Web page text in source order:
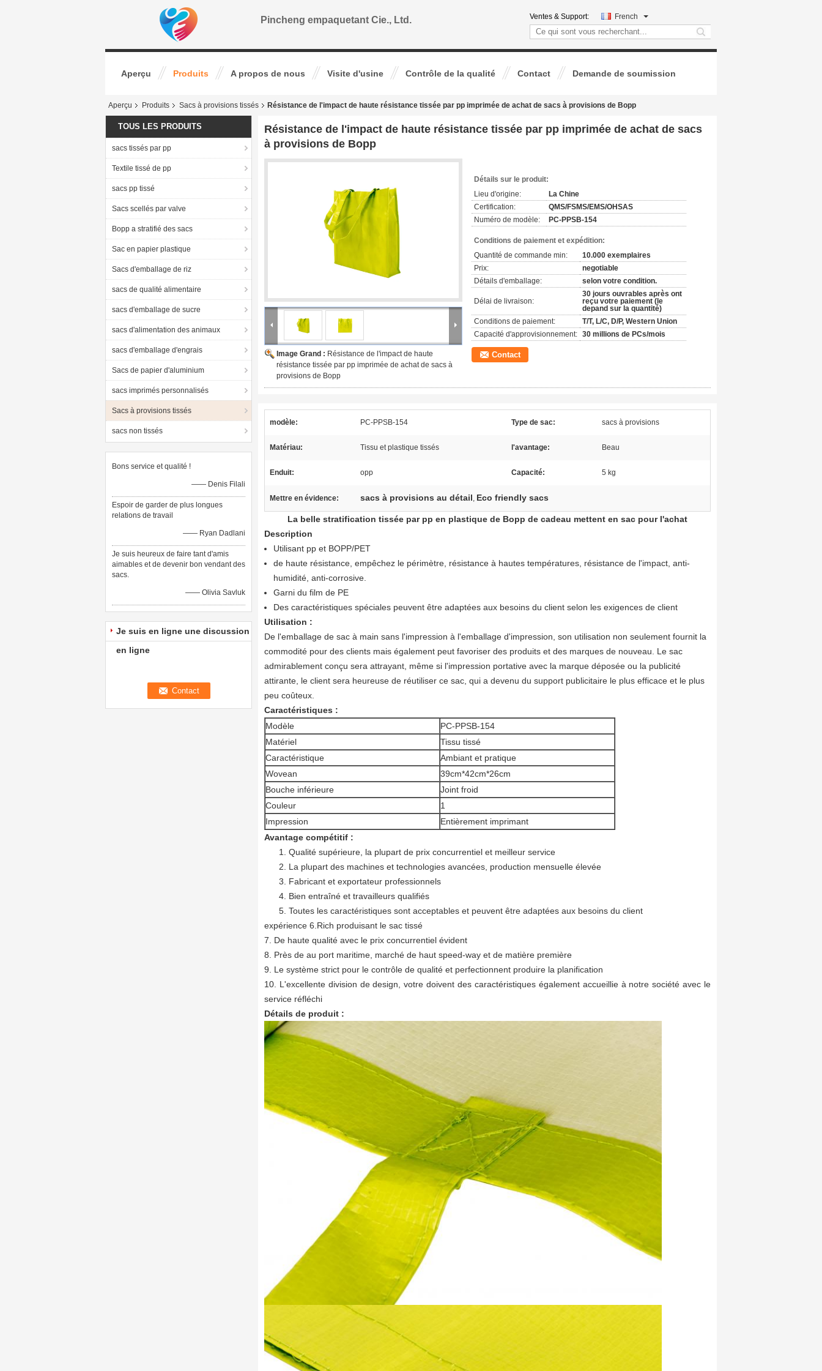
Pincheng empaquetant Cie., Ltd. Ventes & Support: French
search
Aperçu Produits A propos de nous Visite d'usine Contrôle de la qualité Contact Demande de soumission
Aperçu Produits Sacs à provisions tissés Résistance de l'impact de haute résistance tissée par pp imprimée de achat de sacs à provisions de Bopp
TOUS LES PRODUITS
sacs tissés par pp
Textile tissé de pp
sacs pp tissé
Sacs scellés par valve
Bopp a stratifié des sacs
Sac en papier plastique
Sacs d'emballage de riz
sacs de qualité alimentaire
sacs d'emballage de sucre
sacs d'alimentation des animaux
sacs d'emballage d'engrais
Sacs de papier d'aluminium
sacs imprimés personnalisés
Sacs à provisions tissés
sacs non tissés
Bons service et qualité !
—— Denis Filali
Espoir de garder de plus longues
relations de travail
—— Ryan Dadlani
Je suis heureux de faire tant d'amis
aimables et de devenir bon vendant des
sacs.
—— Olivia Savluk
Je suis en ligne une discussion
en ligne
Résistance de l'impact de haute résistance tissée par pp imprimée de achat de sacs
à provisions de Bopp
Image Grand : Résistance de l'impact de haute
résistance tissée par pp imprimée de achat de sacs à
provisions de Bopp
Détails sur le produit:
Lieu d'origine:
La Chine
Certification:
QMS/FSMS/EMS/OHSAS
Numéro de modèle:
PC-PPSB-154
Conditions de paiement et expédition:
Quantité de commande min:
10.000 exemplaires
Prix:
negotiable
Détails d'emballage:
selon votre condition.
Délai de livraison:
30 jours ouvrables après ont
reçu votre paiement (le
depand sur la quantité)
Conditions de paiement:
T/T, L/C, D/P, Western Union
Capacité d'approvisionnement: 30 millions de PCs/mois
Contact
modèle: PC-PPSB-154 Type de sac: sacs à provisions
Matériau: Tissu et plastique tissés l'avantage: Beau
Enduit: opp Capacité: 5 kg
Mettre en évidence: sacs à provisions au détail, Eco friendly sacs
La belle stratification tissée par pp en plastique de Bopp de cadeau mettent en sac pour l'achat
Description
Utilisant pp et BOPP/PET
de haute résistance, empêchez le périmètre, résistance à hautes températures, résistance de l'impact, anti-
humidité, anti-corrosive.
Garni du film de PE
Des caractéristiques spéciales peuvent être adaptées aux besoins du client selon les exigences de client
Utilisation :
De l'emballage de sac à main sans l'impression à l'emballage d'impression, son utilisation non seulement fournit la
commodité pour des clients mais également peut favoriser des produits et des marques de nouveau. Le sac
admirablement conçu sera attrayant, même si l'impression portative avec la marque déposée ou la publicité
attirante, le client sera heureuse de réutiliser ce sac, qui a devenu du support publicitaire le plus efficace et le plus
peu coûteux.
Caractéristiques :
Modèle
PC-PPSB-154
Matériel
Tissu tissé
Caractéristique
Ambiant et pratique
Wovean
39cm*42cm*26cm
Bouche inférieure
Joint froid
Couleur
1
Impression
Entièrement imprimant
Avantage compétitif :
1. Qualité supérieure, la plupart de prix concurrentiel et meilleur service
2. La plupart des machines et technologies avancées, production mensuelle élevée
3. Fabricant et exportateur professionnels
4. Bien entraîné et travailleurs qualifiés
5. Toutes les caractéristiques sont acceptables et peuvent être adaptées aux besoins du client
expérience 6.Rich produisant le sac tissé
7. De haute qualité avec le prix concurrentiel évident
8. Près de au port maritime, marché de haut speed-way et de matière première
9. Le système strict pour le contrôle de qualité et perfectionnent produire la planification
10. L'excellente division de design, votre doivent des caractéristiques également accueillie à notre société avec le
service réfléchi
Détails de produit :